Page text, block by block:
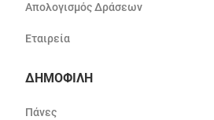
Απολογισμός Δράσεων
Εταιρεία
ΔΗΜΟΦΙΛΗ
Πάνες